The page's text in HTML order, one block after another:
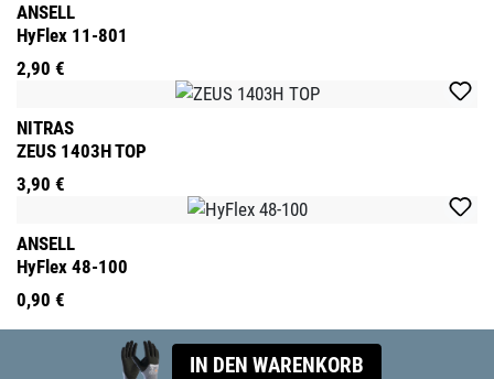
ANSELL
HyFlex 11-801
2,90 €
NITRAS
ZEUS 1403H TOP
3,90 €
ANSELL
HyFlex 48-100
0,90 €
IN DEN WARENKORB